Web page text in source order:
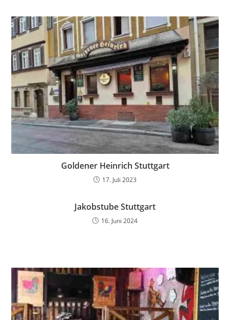
Goldener Heinrich Stuttgart
17. Juli 2023
Jakobstube Stuttgart
16. Juni 2024